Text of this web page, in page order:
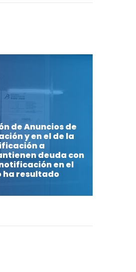
de Anuncios de
y en el de la
a
deuda con
en el
ha resultado